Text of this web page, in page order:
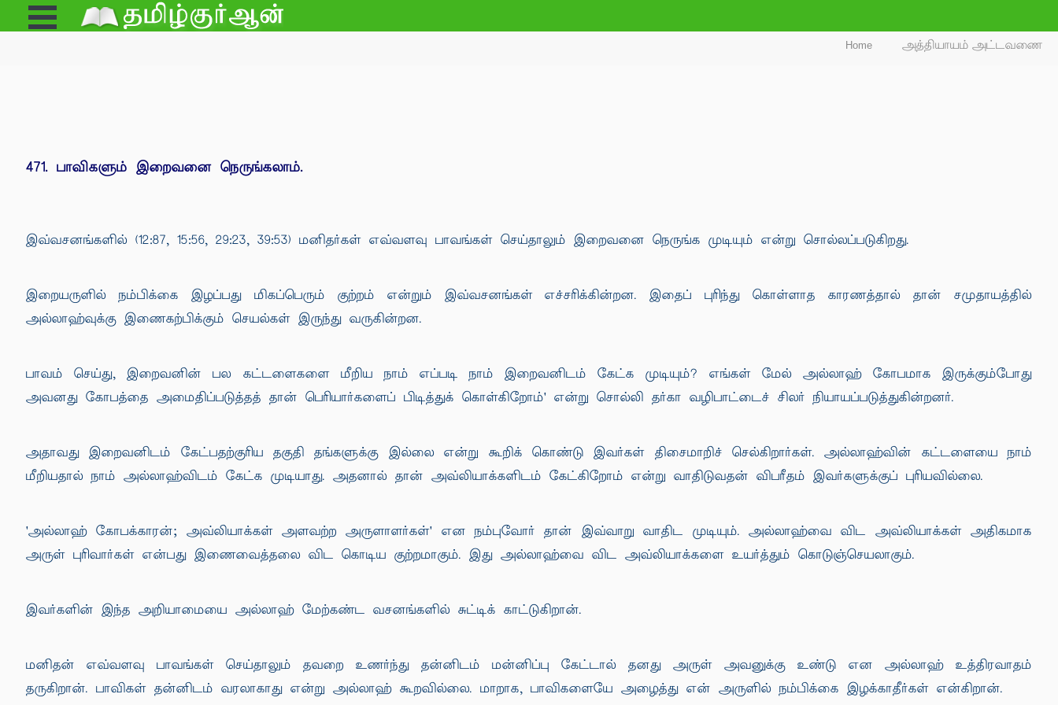
Open
Menu
Home அத்தியாயம் அட்டவணை
471. பாவிகளும் இறைவனை நெருங்கலாம்.
இவ்வசனங்களில் (12:87, 15:56, 29:23, 39:53) மனிதர்கள் எவ்வளவு பாவங்கள் செய்தாலும் இறைவனை நெருங்க முடியும் என்று சொல்லப்படுகிறது.
இறையருளில் நம்பிக்கை இழப்பது மிகப்பெரும் குற்றம் என்றும் இவ்வசனங்கள் எச்சரிக்கின்றன. இதைப் புரிந்து கொள்ளாத காரணத்தால் தான் சமுதாயத்தில்
அல்லாஹ்வுக்கு இணைகற்பிக்கும் செயல்கள் இருந்து வருகின்றன.
பாவம் செய்து, இறைவனின் பல கட்டளைகளை மீறிய நாம் எப்படி நாம் இறைவனிடம் கேட்க முடியும்? எங்கள் மேல் அல்லாஹ் கோபமாக இருக்கும்போது
அவனது கோபத்தை அமைதிப்படுத்தத் தான் பெரியார்களைப் பிடித்துக் கொள்கிறோம்' என்று சொல்லி தர்கா வழிபாட்டைச் சிலர் நியாயப்படுத்துகின்றனர்.
அதாவது இறைவனிடம் கேட்பதற்குரிய தகுதி தங்களுக்கு இல்லை என்று கூறிக் கொண்டு இவர்கள் திசைமாறிச் செல்கிறார்கள். அல்லாஹ்வின் கட்டளையை நாம்
மீறியதால் நாம் அல்லாஹ்விடம் கேட்க முடியாது. அதனால் தான் அவ்லியாக்களிடம் கேட்கிறோம் என்று வாதிடுவதன் விபரீதம் இவர்களுக்குப் புரியவில்லை.
'அல்லாஹ் கோபக்காரன்; அவ்லியாக்கள் அளவற்ற அருளாளர்கள்' என நம்புவோர் தான் இவ்வாறு வாதிட முடியும். அல்லாஹ்வை விட அவ்லியாக்கள் அதிகமாக
அருள் புரிவார்கள் என்பது இணைவைத்தலை விட கொடிய குற்றமாகும். இது அல்லாஹ்வை விட அவ்லியாக்களை உயர்த்தும் கொடுஞ்செயலாகும்.
இவர்களின் இந்த அறியாமையை அல்லாஹ் மேற்கண்ட வசனங்களில் சுட்டிக் காட்டுகிறான்.
மனிதன் எவ்வளவு பாவங்கள் செய்தாலும் தவறை உணர்ந்து தன்னிடம் மன்னிப்பு கேட்டால் தனது அருள் அவனுக்கு உண்டு என அல்லாஹ் உத்திரவாதம்
தருகிறான். பாவிகள் தன்னிடம் வரலாகாது என்று அல்லாஹ் கூறவில்லை. மாறாக, பாவிகளையே அழைத்து என் அருளில் நம்பிக்கை இழக்காதீர்கள் என்கிறான்.